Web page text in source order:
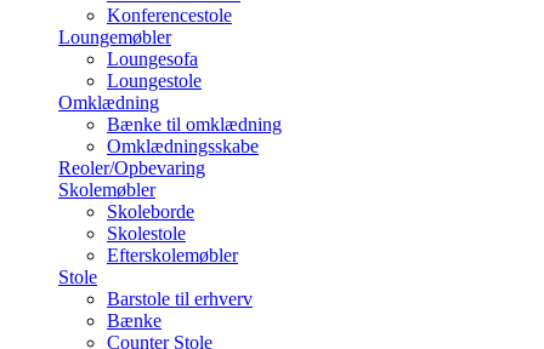
Konferencestole
Loungemøbler
Loungesofa
Loungestole
Omklædning
Bænke til omklædning
Omklædningsskabe
Reoler/Opbevaring
Skolemøbler
Skoleborde
Skolestole
Efterskolemøbler
Stole
Barstole til erhverv
Bænke
Counter Stole